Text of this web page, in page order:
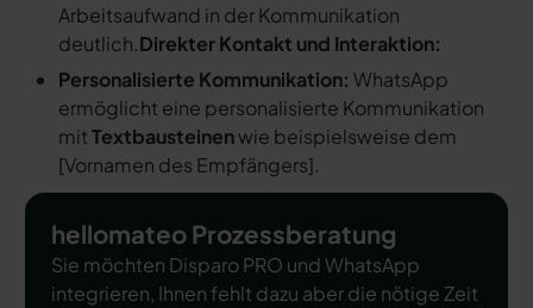
Arbeitsaufwand in der Kommunikation
deutlich.Direkter Kontakt und Interaktion:
Personalisierte Kommunikation: WhatsApp
ermöglicht eine personalisierte Kommunikation
mitTextbausteinenwie beispielsweise dem
[Vornamen des Empfängers].
hellomateo Prozessberatung
Sie möchten Disparo PRO und WhatsApp
integrieren, Ihnen fehlt dazu aber die nötige Zeit